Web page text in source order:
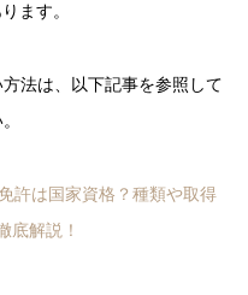
ます。
法は、以下記事を参照して
許は国家資格？種類や取得
底解説！